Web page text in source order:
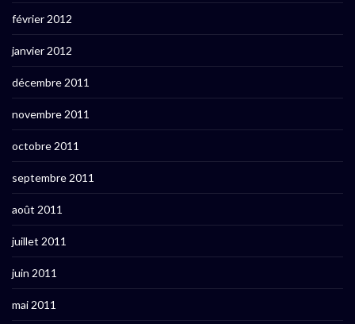
février 2012
janvier 2012
décembre 2011
novembre 2011
octobre 2011
septembre 2011
août 2011
juillet 2011
juin 2011
mai 2011